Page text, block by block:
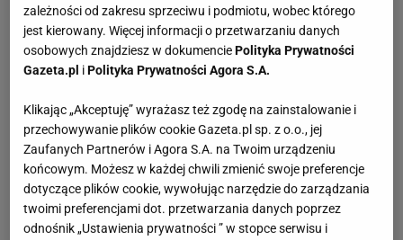
zależności od zakresu sprzeciwu i podmiotu, wobec którego
jest kierowany. Więcej informacji o przetwarzaniu danych
osobowych znajdziesz w dokumenciePolityka Prywatności
Gazeta.pl iPolityka Prywatności Agora S.A.
Klikając „Akceptuję” wyrażasz też zgodę na zainstalowanie i
przechowywanie plików cookie Gazeta.pl sp. z o.o., jej
Zaufanych Partnerów i Agora S.A. na Twoim urządzeniu
końcowym. Możesz w każdej chwili zmienić swoje preferencje
dotyczące plików cookie, wywołując narzędzie do zarządzania
twoimi preferencjami dot. przetwarzania danych poprzez
odnośnik „Ustawienia prywatności ” w stopce serwisu i